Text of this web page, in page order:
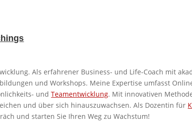
Als erfahrener Business- und Life-Coach mit
und Workshops. Meine Expertise umfasst
undTeamentwicklung. Mit innovativen
und über sich hinauszuwachsen. Als Dozentin für
und starten Sie Ihren Weg zu Wachstum!